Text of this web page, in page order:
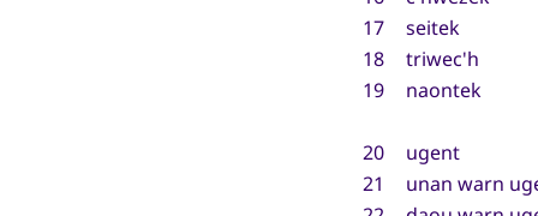
17
seitek
18
triwec'h
19
naontek
20
ugent
21
unan warn